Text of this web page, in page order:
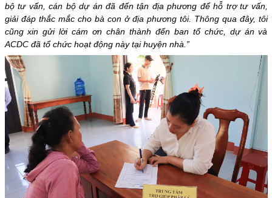
bộ tư vấn, cán bộ dự án đã đến tận địa phương để hỗ trợ tư vấn,
giải đáp thắc mắc cho bà con ở địa phương tôi. Thông qua đây, tôi
cũng xin gửi lời cám ơn chân thành đến ban tổ chức, dự án và
ACDC đã tổ chức hoạt động này tại huyện nhà.”